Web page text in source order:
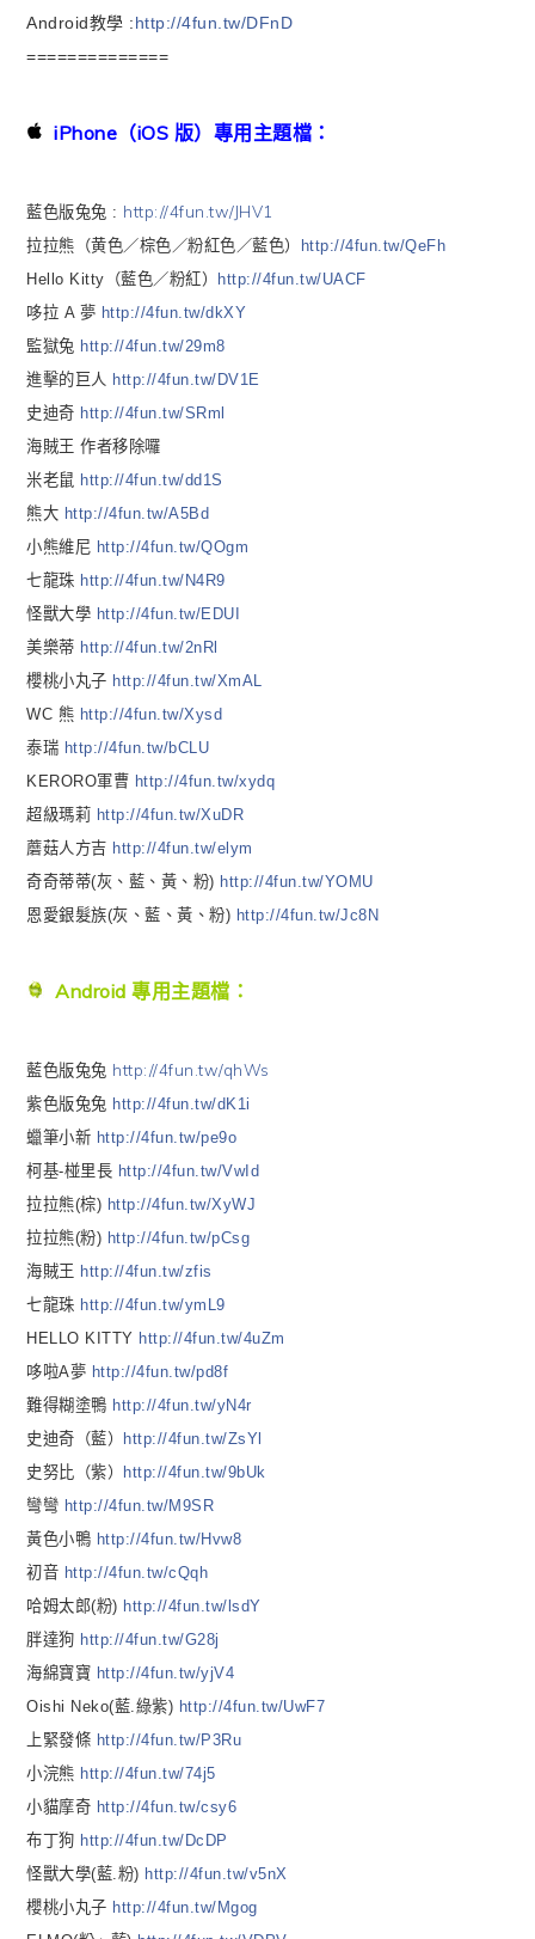
Android教學 :http://4fun.tw/DFnD
==============
iPhone（iOS 版）專用主題檔：
藍色版兔兔 : http://4fun.tw/JHV1
拉拉熊（黄色／棕色／粉紅色／藍色） http://4fun.tw/QeFh
Hello Kitty（藍色／粉紅） http://4fun.tw/UACF
哆拉 A 夢 http://4fun.tw/dkXY
監獄兔 http://4fun.tw/29m8
進擊的巨人 http://4fun.tw/DV1E
史迪奇 http://4fun.tw/SRml
海賊王 作者移除囉
米老鼠 http://4fun.tw/dd1S
熊大 http://4fun.tw/A5Bd
小熊維尼 http://4fun.tw/QOgm
七龍珠 http://4fun.tw/N4R9
怪獸大學 http://4fun.tw/EDUI
美樂蒂 http://4fun.tw/2nRl
櫻桃小丸子 http://4fun.tw/XmAL
WC 熊 http://4fun.tw/Xysd
泰瑞 http://4fun.tw/bCLU
KERORO軍曹 http://4fun.tw/xydq
超級瑪莉 http://4fun.tw/XuDR
蘑菇人方吉 http://4fun.tw/elym
奇奇蒂蒂(灰、藍、黃、粉) http://4fun.tw/YOMU
恩愛銀髮族(灰、藍、黃、粉) http://4fun.tw/Jc8N
Android 專用主題檔：
藍色版兔兔 http://4fun.tw/qhWs
紫色版兔兔 http://4fun.tw/dK1i
蠟筆小新 http://4fun.tw/pe9o
柯基-椪里長 http://4fun.tw/VwId
拉拉熊(棕) http://4fun.tw/XyWJ
拉拉熊(粉) http://4fun.tw/pCsg
海賊王 http://4fun.tw/zfis
七龍珠 http://4fun.tw/ymL9
HELLO KITTY http://4fun.tw/4uZm
哆啦A夢 http://4fun.tw/pd8f
難得糊塗鴨 http://4fun.tw/yN4r
史迪奇（藍） http://4fun.tw/ZsYl
史努比（紫） http://4fun.tw/9bUk
彎彎 http://4fun.tw/M9SR
黃色小鴨 http://4fun.tw/Hvw8
初音 http://4fun.tw/cQqh
哈姆太郎(粉) http://4fun.tw/lsdY
胖達狗 http://4fun.tw/G28j
海綿寶寶 http://4fun.tw/yjV4
Oishi Neko(藍.綠紫) http://4fun.tw/UwF7
上緊發條 http://4fun.tw/P3Ru
小浣熊 http://4fun.tw/74j5
小貓摩奇 http://4fun.tw/csy6
布丁狗 http://4fun.tw/DcDP
怪獸大學(藍.粉) http://4fun.tw/v5nX
櫻桃小丸子 http://4fun.tw/Mgog